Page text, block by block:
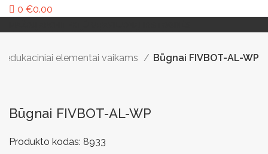
0 €0.00
VAIKŲ ŽAIDIMO AIKŠTELĖSLAUKO ŠVIESTUVAI
IŠMANIEJI ĮRENGINIAI
edukaciniai elementai vaikams Būgnai FIVBOT-AL-WP
Būgnai FIVBOT-AL-WP
Produkto kodas: 8933